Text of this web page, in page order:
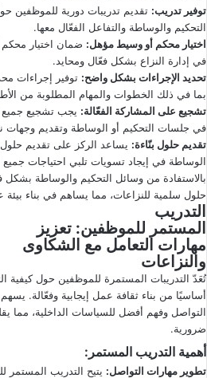
توفير تدريب: تقديم تدريبات دورية للموظفين
التحكيم والوساطة والتفاعل الفعّال معها.
اختيار محكم أو وسيط مؤهل: ضمان اختيار
في إدارة النزاع بشكل فعّال ومحايد.
تحديد الإجراءات بشكل واضح: توفير إجراءات
بما في ذلك الخطوات والمهام المطلوبة من
تشجيع على المشاركة الفعّالة: يجب تشجيع جميع
في جلسات التحكيم أو الوساطة وتقديم
تقديم حلول بنّاءة: يساعد الركز على تقديم
الوساطة في إيجاد تسويات تلبي احتياجات جميع
بالاستفادة من وسائل التحكيم والوساطة
حلول سلمية للنزاعات، مما يساهم في بناء بيئة
التدريب
المستمر للموظفين: تعزيز
مهارات التعامل مع الشكاوى
والنزاعات
تُعَدّ التدريبات المستمرة للموظفين حول كيفية
أساسيًا من بناء ثقافة عمل إيجابية وفعّالة.
التواصل وفهم أفضل للسياسات الداخلية، مما
ضرورية.
أهمية التدريب المستمر :
تطوير مهارات التواصل: يتيح التدريب